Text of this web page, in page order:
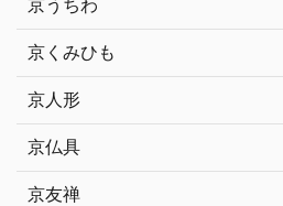
京うちわ
京くみひも
京人形
京仏具
京友禅